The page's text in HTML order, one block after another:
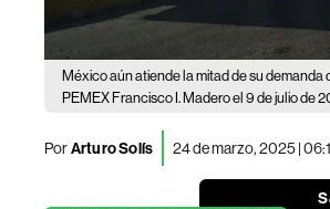
México aún atiende la mitad de su
PEMEX Francisco I. Madero el 9 de julio de
PorArturo Solís 24 de marzo, 2025 |